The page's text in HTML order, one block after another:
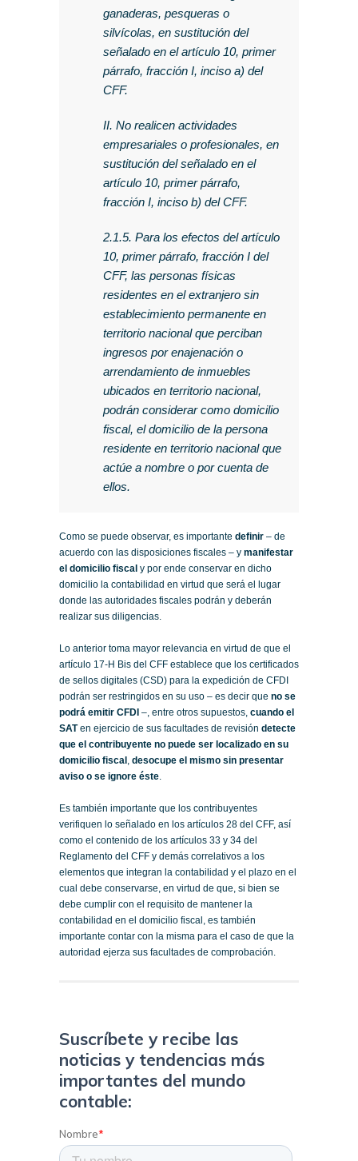
ganaderas, pesqueras o
silvícolas, en sustitución del
señalado en el artículo 10, primer
párrafo, fracción I, inciso a) del
CFF.
II. No realicen actividades
empresariales o profesionales, en
sustitución del señalado en el
artículo 10, primer párrafo,
fracción I, inciso b) del CFF.
2.1.5. Para los efectos del artículo
10, primer párrafo, fracción I del
CFF, las personas físicas
residentes en el extranjero sin
establecimiento permanente en
territorio nacional que perciban
ingresos por enajenación o
arrendamiento de inmuebles
ubicados en territorio nacional,
podrán considerar como domicilio
fiscal, el domicilio de la persona
residente en territorio nacional que
actúe a nombre o por cuenta de
ellos.
Como se puede observar, es importante definir – de
acuerdo con las disposiciones fiscales – y manifestar
el domicilio fiscal y por ende conservar en dicho
domicilio la contabilidad en virtud que será el lugar
donde las autoridades fiscales podrán y deberán
realizar sus diligencias.
Lo anterior toma mayor relevancia en virtud de que el
artículo 17-H Bis del CFF establece que los certificados
de sellos digitales (CSD) para la expedición de CFDI
podrán ser restringidos en su uso – es decir que no se
podrá emitir CFDI –, entre otros supuestos, cuando el
SATen ejercicio de sus facultades de revisión detecte
que el contribuyente no puede ser localizado en su
domicilio fiscal desocupe el mismo sin presentar
aviso o se ignore éste
Es también importante que los contribuyentes
verifiquen lo señalado en los artículos 28 del CFF, así
como el contenido de los artículos 33 y 34 del
Reglamento del CFF y demás correlativos a los
elementos que integran la contabilidad y el plazo en el
cual debe conservarse, en virtud de que, si bien se
debe cumplir con el requisito de mantener la
contabilidad en el domicilio fiscal, es también
importante contar con la misma para el caso de que la
autoridad ejerza sus facultades de comprobación.